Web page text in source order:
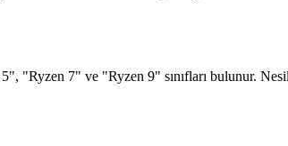
"Ryzen 7" ve "Ryzen 9" sınıfları bulunur.